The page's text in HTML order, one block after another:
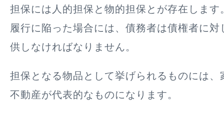
担保には人的担保と物的担保とが存在します
履行に陥った場合には、債務者は債権者に
供しなければなりません。
担保となる物品として挙げられるものには、
不動産が代表的なものになります。